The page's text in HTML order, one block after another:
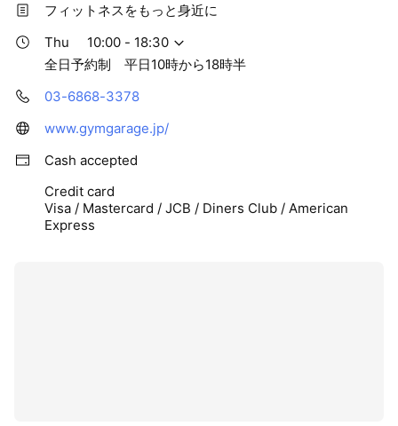
フィットネスをもっと身近に
Thu
10:00 - 18:30
全日予約制 平日10時から18時半
03-6868-3378
www.gymgarage.jp/
Cash accepted
Credit card
Visa / Mastercard / JCB / Diners Club / American
Express